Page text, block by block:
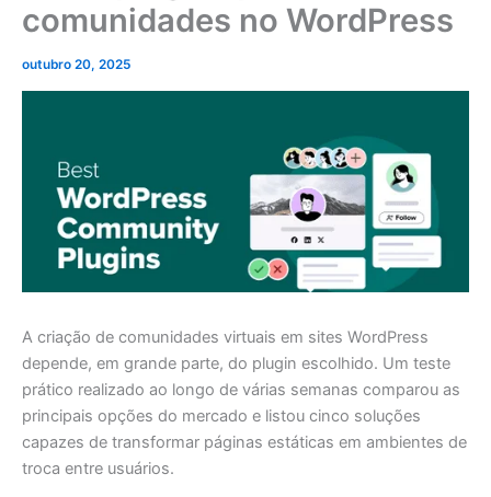
comunidades no WordPress
outubro 20, 2025
A criação de comunidades virtuais em sites WordPress
depende, em grande parte, do plugin escolhido. Um teste
prático realizado ao longo de várias semanas comparou as
principais opções do mercado e listou cinco soluções
capazes de transformar páginas estáticas em ambientes de
troca entre usuários.